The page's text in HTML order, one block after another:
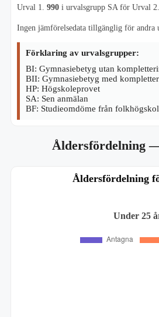
Urval 1. 990 i urvalsgrupp SA för Urval 2.
Ingen jämförelsedata tillgänglig för andra
Förklaring av urvalsgrupper:
BI: Gymnasiebetyg utan
BII: Gymnasiebetyg med
HP: Högskoleprovet
SA: Sen anmälan
BF: Studieomdöme från
Åldersfördelning
Åldersfördelning
Under 25